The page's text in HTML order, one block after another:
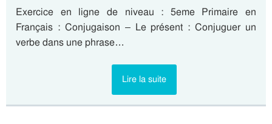
Exercice en ligne de niveau : 5eme Primaire en
Français : Conjugaison – Le présent : Conjuguer un
verbe dans une phrase…
Lire la suite